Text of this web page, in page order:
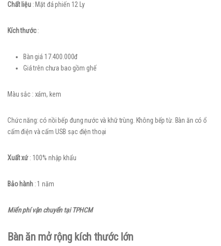
Chất liệu: Mặt đá phiến 12 Ly
Kích thước:
Bàn giá 17.400.000đ
Giá trên chưa bao gồm ghế
Màu sắc : xám, kem
Chức năng: có nồi bếp đung nước và khữ trùng. Không bếp từ. Bàn ăn có ổ
cấm điện và cấm USB sạc điện thoại
Xuất xứ: 100% nhập khẩu
Bảo hành: 1 năm
Miển phí vận chuyển tại TPHCM
Bàn ăn mở rộng kích thước lớn